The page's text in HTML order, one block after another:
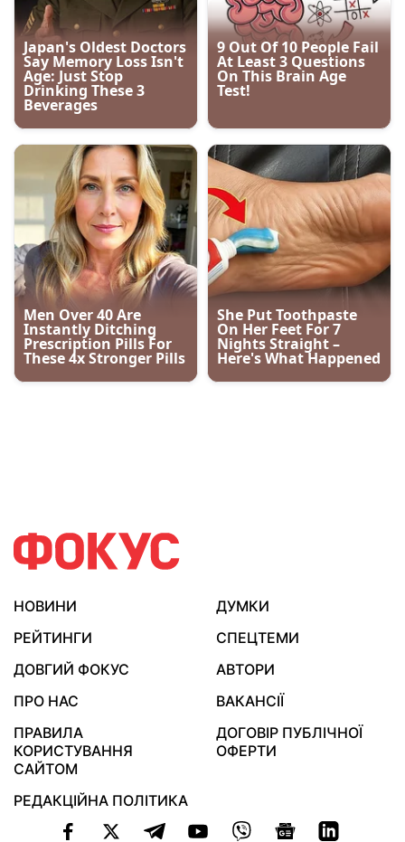
НОВИНИ
ДУМКИ
РЕЙТИНГИ
СПЕЦТЕМИ
ДОВГИЙ ФОКУС
АВТОРИ
ПРО НАС
ВАКАНСІЇ
ПРАВИЛА
КОРИСТУВАННЯ
САЙТОМ
ДОГОВІР ПУБЛІЧНОЇ
ОФЕРТИ
РЕДАКЦІЙНА ПОЛІТИКА